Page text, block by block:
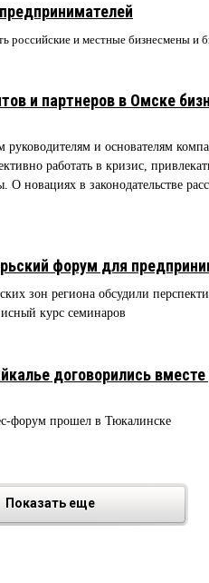
российские и местные бизнесмены и
и партнеров в Омске
и основателям
работать в кризис,
новациях в законодательстве
форум для
зон региона обсудили
курс семинаров
договорились вместе
форум прошел в Тюкалинске
Показать еще